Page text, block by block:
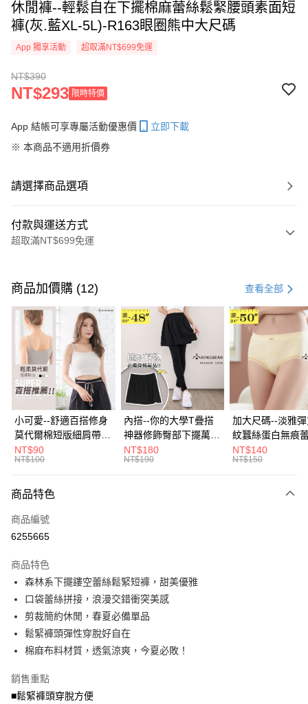
休閒褲--輕鬆自在下擺棉麻蕾絲鬆緊腰頭素面短
褲(灰.藍XL-5L)-R163眼圈熊中大尺碼
App 獨享活動 超取滿NT$699免運
NT$390
NT$293 限時特價
App 結帳可享專屬活動優惠價
立即下載
※ 本商品不適用折價券
請選擇商品選項
付款與運送方式
超取滿NT$699免運
信用卡一次付款
超商取貨付款
LINE Pay
Apple Pay
街口支付
悠遊付
Google Pay
全盈+PAY
大哥付你分期
【大哥付你分期使用說明】
1.本服務由台灣大哥大提供，台灣大哥大用戶可立即使用無須另外申請。
流程，驗證手機門號後，選擇欲分期的期數、繳款截止日，確認付款後即完
成交易。
3.實際核准額度、可分期數及費用金額請依後續交易確認頁面所載為準。
4.訂單成立30分鐘內，如未前往確認交易或遇審核未通過，訂單將自動取
法說明評估內容。
【繳款方式說明】
1.分期款項不併入電信帳單，「大哥付你分期」於每月結算日後寄送繳費提
醒簡訊。
帳／街口支付／iPASS MONEY」等通路繳費。
AFTEE先享後付
【關於「AFTEE先享後付」】
AFTEE先享後付是「在收到商品之後才付款」的支付方式。 讓您購物簡單
便利好安心！
１．簡單：不需註冊會員、不需綁卡、不需儲值。
２．便利：只要手機號碼，簡訊認證，即可結帳。
３．安心：先確認商品／服務後，再付款。
【「AFTEE先享後付」結帳流程】
結帳頁面，進行簡訊認證並確認金額後，即可完成結帳。
３．收到繳費通知簡訊後14天內，點擊此簡訊中的連結，可透過四大超商／
ATM付款
全家取貨付款
每筆NT$70，滿NT$699(含以上)免運費
付款後全家取貨
每筆NT$70，滿NT$699(含以上)免運費
商品加價購 (12) 查看全部
小可愛--舒適百搭修身
莫代爾棉短版細肩帶素
色背心(白.黑.灰L-2L)-
U582眼圈熊中大尺碼
NT$90
NT$100
內搭--你的大學T疊搭
神器修飾臀部下擺萬用
內搭裙/遮臀裙(黑2L-
6L)-Q155眼圈熊中大
NT$180
NT$190
加大尺碼--淡雅
紋蠶絲蛋白無痕
角內褲(白.粉.藍.
3L)-L28眼圈熊中
NT$140
NT$150
商品特色
商品編號
6255665
商品特色
森林系下擺鏤空蕾絲鬆緊短褲，甜美優雅
口袋蕾絲拼接，浪漫交錯衝突美感
剪裁簡約休閒，春夏必備單品
鬆緊褲頭彈性穿脫好自在
棉麻布料材質，透氣涼爽，今夏必敗！
銷售重點
■鬆緊褲頭穿脫方便